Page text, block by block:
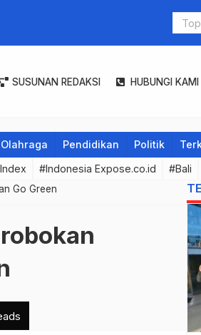
Sumut Siapkan Berbagai
SUSUNAN REDAKSI HUBUNGI KAMI
Olahraga Pendidikan Politik
#Indonesia Expose.co.id #Bali
Go Green